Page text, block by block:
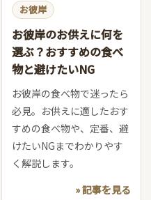
お彼岸
お彼岸のお供えに何を
選ぶ？おすすめの食べ
物と避けたいNG
お彼岸の食べ物で迷ったら
必見。お供えに適したおす
すめの食べ物や、定番、避
けたいNGまでわかりやす
く解説します。
» 記事を見る